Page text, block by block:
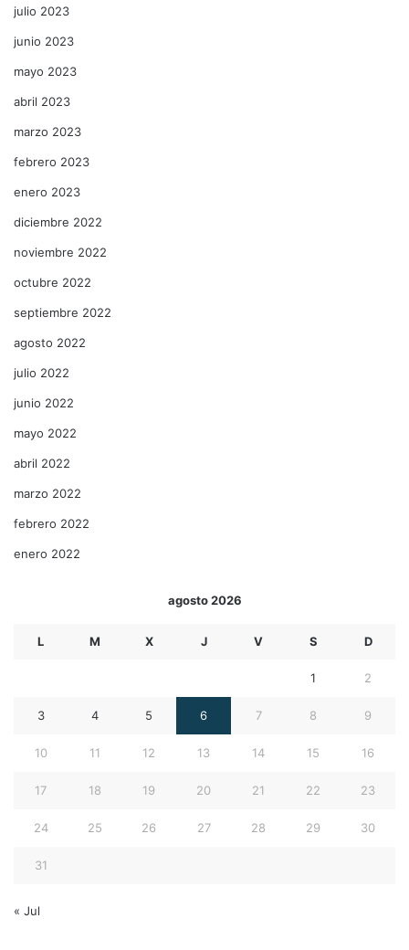
julio 2023
junio 2023
mayo 2023
abril 2023
marzo 2023
febrero 2023
enero 2023
diciembre 2022
noviembre 2022
octubre 2022
septiembre 2022
agosto 2022
julio 2022
junio 2022
mayo 2022
abril 2022
marzo 2022
febrero 2022
enero 2022
agosto 2026
L M X J V S D
1 2
3 4 5 6 7 8 9
10 11 12 13 14 15 16
17 18 19 20 21 22 23
24 25 26 27 28 29 30
31
« Jul